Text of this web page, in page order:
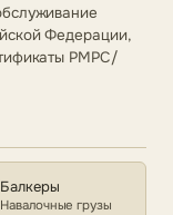
Федерации,
РМРС/
Балкеры
Навалочные грузы